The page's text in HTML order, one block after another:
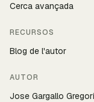
Cerca avançada
RECURSOS
Blog de l'autor
AUTOR
Jose Gargallo Gregori